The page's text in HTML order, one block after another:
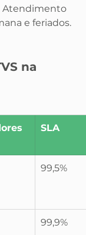
Atendimento
e feriados.
na
SLA
99,5%
99,9%